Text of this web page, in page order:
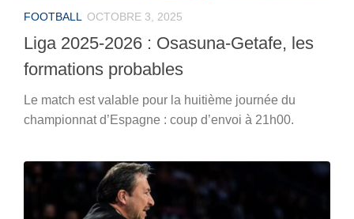
FOOTBALL OCTOBRE 3, 2025
Liga 2025-2026 : Osasuna-Getafe, les
formations probables
Le match est valable pour la huitième journée du
championnat d’Espagne : coup d’envoi à 21h00.